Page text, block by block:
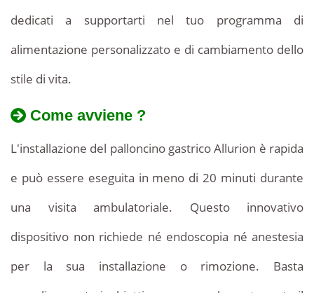
dedicati a supportarti nel tuo programma di
alimentazione personalizzato e di cambiamento dello
stile di vita.
Come avviene ?
L'installazione del palloncino gastrico Allurion è rapida
e può essere eseguita in meno di 20 minuti durante
una visita ambulatoriale. Questo innovativo
dispositivo non richiede né endoscopia né anestesia
per la sua installazione o rimozione. Basta